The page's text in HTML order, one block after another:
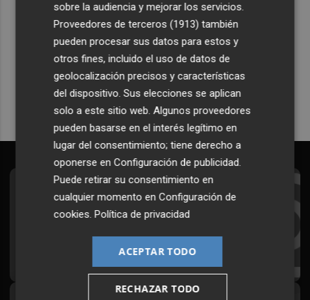
Recibe toda la actualidad de
Plaza Podcast en tu correo
Quiero suscribirme
Suscríbete al Boletín
Todos los días a primera hora en tu email
¡Quiero suscribirme!
sobre la audiencia y mejorar los servicios.
Proveedores de terceros (1913) también
pueden procesar sus datos para estos y
otros fines, incluido el uso de datos de
geolocalización precisos y características
del dispositivo. Sus elecciones se aplican
solo a este sitio web. Algunos proveedores
pueden basarse en el interés legítimo en
lugar del consentimiento; tiene derecho a
oponerse enConfiguración de publicidad.
Puede retirar su consentimiento en
cualquier momento enConfiguración de
cookies.Política de privacidad
ACEPTAR TODO
RECHAZAR TODO